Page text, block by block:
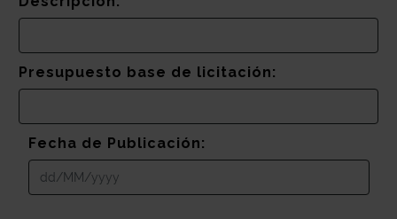
Presupuesto base de licitación:
Fecha de Publicación: